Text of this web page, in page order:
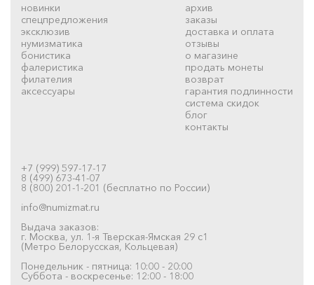
новинки
спецпредложения
эксклюзив
нумизматика
бонистика
фалеристика
филателия
аксессуары
архив
заказы
доставка и оплата
отзывы
о магазине
продать монеты
возврат
гарантия подлинности
система скидок
блог
контакты
+7 (999) 597-17-17
8 (499) 673-41-07
8 (800) 201-1-201 (бесплатно по России)
info@numizmat.ru
Выдача заказов:
г. Москва, ул. 1-я Тверская-Ямская 29 с1
(Метро Белорусская, Кольцевая)
Понедельник - пятница: 10:00 - 20:00
Суббота - воскресенье: 12:00 - 18:00